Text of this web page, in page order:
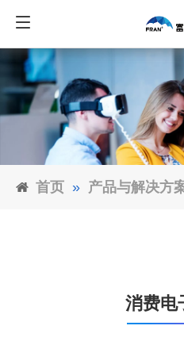
首页 » 产品与解决方
消费电